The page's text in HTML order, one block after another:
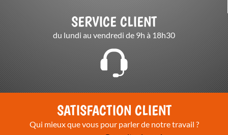
SERVICE CLIENT
du lundi au vendredi de 9h à 18h30
SATISFACTION CLIENT
Qui mieux que vous pour parler de notre travail ?